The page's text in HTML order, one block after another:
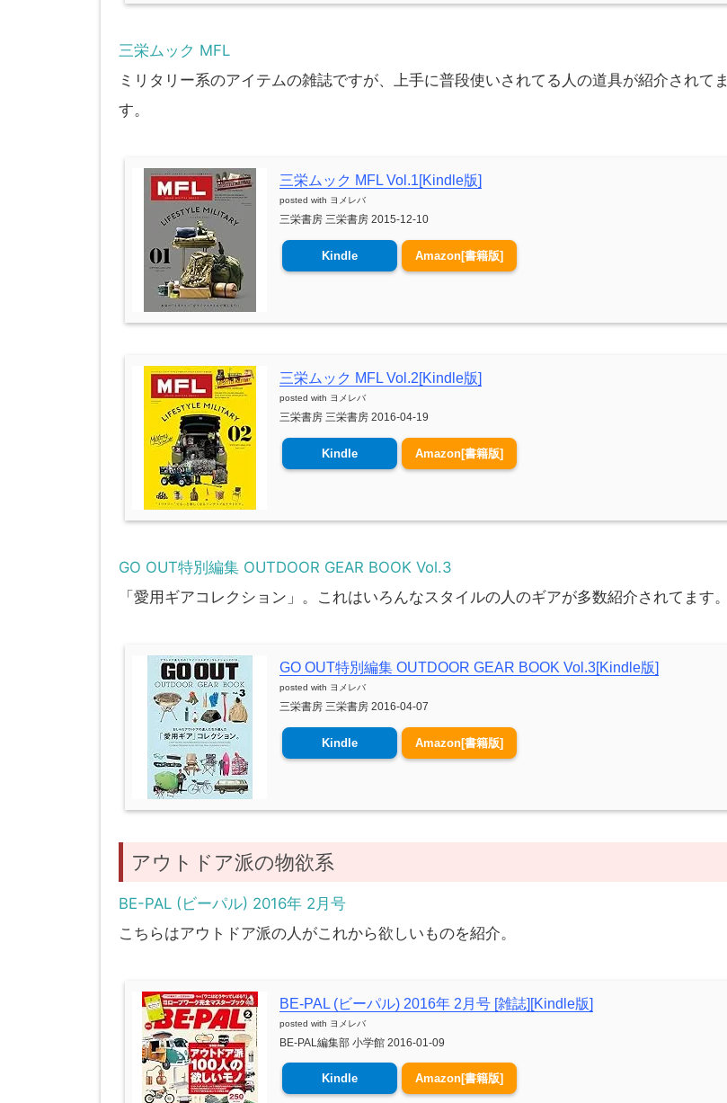
三栄ムック MFL
ミリタリー系のアイテムの雑誌ですが、上手に普段使いされてる人の道具が紹介されてま
す。
三栄ムック MFL Vol.1[Kindle版]
posted with ヨメレバ
三栄書房 三栄書房 2015-12-10
Kindle Amazon[書籍版]
三栄ムック MFL Vol.2[Kindle版]
posted with ヨメレバ
三栄書房 三栄書房 2016-04-19
Kindle Amazon[書籍版]
GO OUT特別編集 OUTDOOR GEAR BOOK Vol.3
「愛用ギアコレクション」。これはいろんなスタイルの人のギアが多数紹介されてます。
GO OUT特別編集 OUTDOOR GEAR BOOK Vol.3[Kindle版]
posted with ヨメレバ
三栄書房 三栄書房 2016-04-07
Kindle Amazon[書籍版]
アウトドア派の物欲系
BE-PAL (ビーパル) 2016年 2月号
こちらはアウトドア派の人がこれから欲しいものを紹介。
BE-PAL (ビーパル) 2016年 2月号 [雑誌][Kindle版]
posted with ヨメレバ
BE-PAL編集部 小学館 2016-01-09
Kindle Amazon[書籍版]